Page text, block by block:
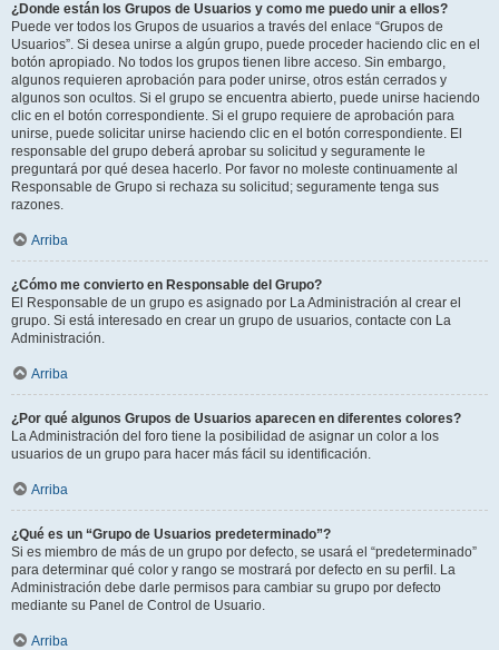
¿Donde están los Grupos de Usuarios y como me puedo unir a ellos?
Puede ver todos los Grupos de usuarios a través del enlace “Grupos de
Usuarios”. Si desea unirse a algún grupo, puede proceder haciendo clic en el
botón apropiado. No todos los grupos tienen libre acceso. Sin embargo,
algunos requieren aprobación para poder unirse, otros están cerrados y
algunos son ocultos. Si el grupo se encuentra abierto, puede unirse haciendo
clic en el botón correspondiente. Si el grupo requiere de aprobación para
unirse, puede solicitar unirse haciendo clic en el botón correspondiente. El
responsable del grupo deberá aprobar su solicitud y seguramente le
preguntará por qué desea hacerlo. Por favor no moleste continuamente al
Responsable de Grupo si rechaza su solicitud; seguramente tenga sus
razones.
Arriba
¿Cómo me convierto en Responsable del Grupo?
El Responsable de un grupo es asignado por La Administración al crear el
grupo. Si está interesado en crear un grupo de usuarios, contacte con La
Administración.
Arriba
¿Por qué algunos Grupos de Usuarios aparecen en diferentes colores?
La Administración del foro tiene la posibilidad de asignar un color a los
usuarios de un grupo para hacer más fácil su identificación.
Arriba
¿Qué es un “Grupo de Usuarios predeterminado”?
Si es miembro de más de un grupo por defecto, se usará el “predeterminado”
para determinar qué color y rango se mostrará por defecto en su perfil. La
Administración debe darle permisos para cambiar su grupo por defecto
mediante su Panel de Control de Usuario.
Arriba